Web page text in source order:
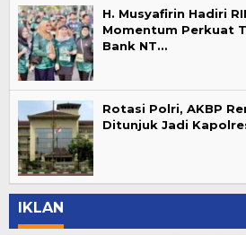
H. Musyafirin Hadiri
Momentum Perkuat
Bank NT…
Rotasi Polri, AKBP
Ditunjuk Jadi
IKLAN